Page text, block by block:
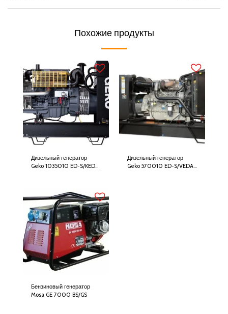
Похожие продукты
Дизельный генератор
Geko 1035010 ED-S/KEDA
Дизельный генератор
Geko 570010 ED-S/VEDA
Бензиновый генератор
Mosa GE 7000 BS/GS